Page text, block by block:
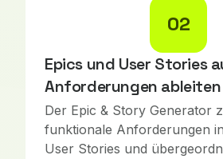
02
Epics und User Stories
Anforderungen ableiten
Der Epic & Story Generator
funktionale Anforderungen
User Stories und